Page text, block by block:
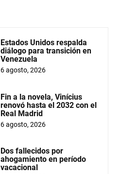
Estados Unidos respalda
diálogo para transición en
Venezuela
6 agosto, 2026
Fin a la novela, Vinícius
renovó hasta el 2032 con el
Real Madrid
6 agosto, 2026
Dos fallecidos por
ahogamiento en período
vacacional